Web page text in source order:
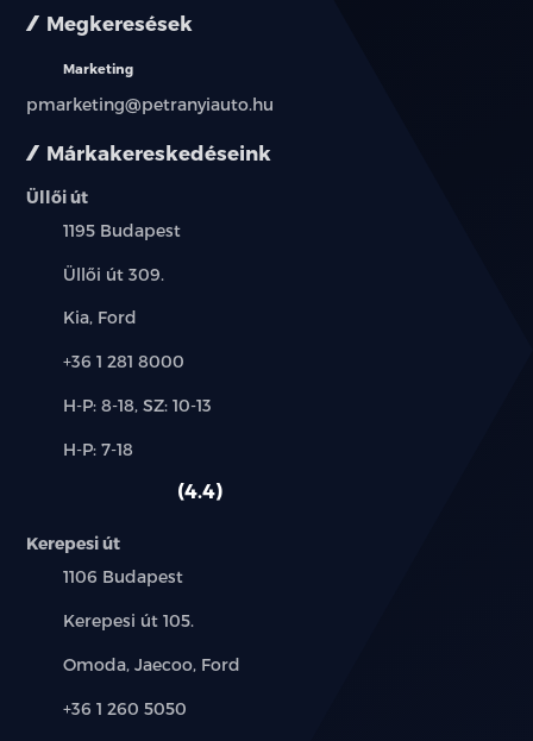
Márkakereskedéseink
Üllői út
Település:
1195 Budapest
Cím:
Üllői út 309.
Márkák:
Kia, Ford
Telefon:
+36 1 281 8000
Új-
használt
H-P: 8-18, SZ: 10-13
Alkatrész,
H-P: 7-18
4.4
Kerepesi út
Település:
1106 Budapest
Cím:
Kerepesi út 105.
Márkák:
Omoda, Jaecoo, Ford
Telefon:
+36 1 260 5050
Megkeresések
Marketing
pmarketing@petranyiauto.hu